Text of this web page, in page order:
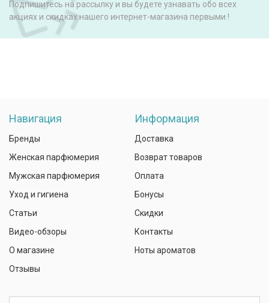
Подпишитесь на рассылку и вы будете узнавать обо всех
акциях и скидках нашего интернет-магазина первыми !
Навигация
Бренды
Женская парфюмерия
Мужская парфюмерия
Уход и гигиена
Статьи
Видео-обзоры
О магазине
Отзывы
Информация
Доставка
Возврат товаров
Оплата
Бонусы
Скидки
Контакты
Ноты ароматов